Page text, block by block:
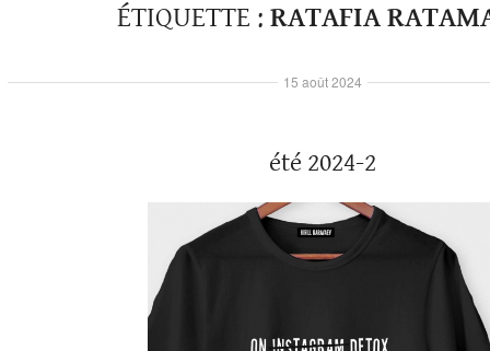
ÉTIQUETTE : RATAFIA
été 2024-2
15 août 2024